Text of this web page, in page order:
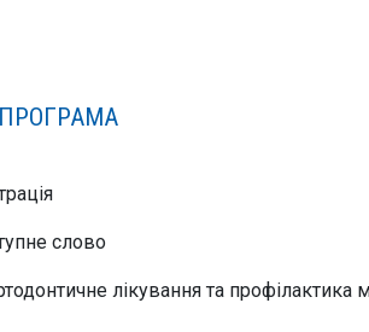
ПРОГРАМА
слово
лікування та профілактика